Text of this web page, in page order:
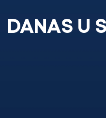
DANAS U